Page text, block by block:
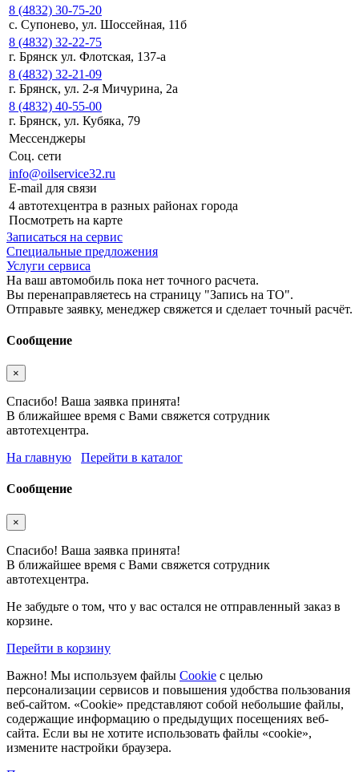
8 (4832) 30-75-20
с. Супонево, ул. Шоссейная, 11б
8 (4832) 32-22-75
г. Брянск ул. Флотская, 137-а
8 (4832) 32-21-09
г. Брянск, ул. 2-я Мичурина, 2а
8 (4832) 40-55-00
г. Брянск, ул. Кубяка, 79
Мессенджеры
Соц. сети
info@oilservice32.ru
E-mail для связи
4 автотехцентра в разных районах города
Посмотреть на карте
Записаться на сервис
Специальные предложения
Услуги сервиса
На ваш автомобиль пока нет точного расчета.
Вы перенаправляетесь на страницу "Запись на ТО".
Отправьте заявку, менеджер свяжется и сделает точный расчёт.
Сообщение
×
Спасибо! Ваша заявка принята!
В ближайшее время с Вами свяжется сотрудник
автотехцентра.
На главную
Перейти в каталог
Сообщение
×
Спасибо! Ваша заявка принята!
В ближайшее время с Вами свяжется сотрудник
автотехцентра.
Не забудьте о том, что у вас остался не отправленный заказ в
корзине.
Перейти в корзину
Важно! Мы используем файлы Cookie с целью
персонализации сервисов и повышения удобства пользования
веб-сайтом. «Cookie» представляют собой небольшие файлы,
содержащие информацию о предыдущих посещениях веб-
сайта. Если вы не хотите использовать файлы «cookie»,
измените настройки браузера.